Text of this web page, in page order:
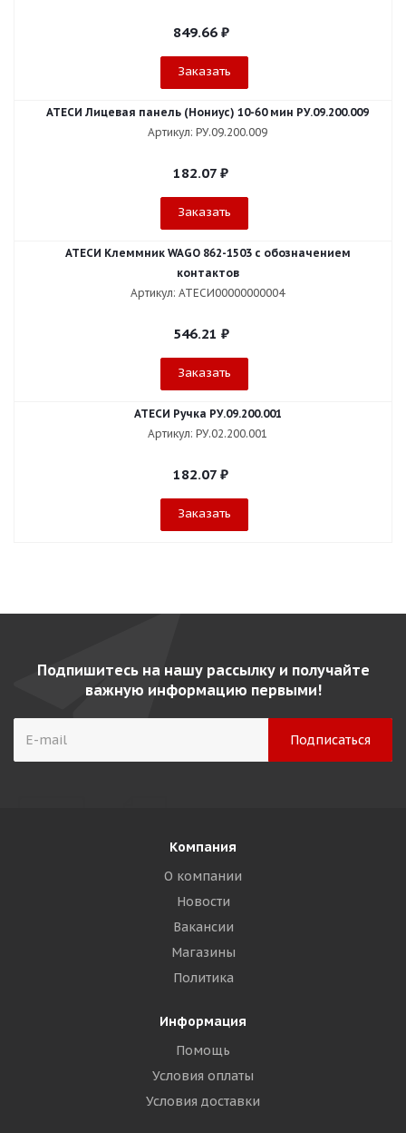
849.66₽
Заказать
АТЕСИ Лицевая панель (Нониус) 10-60 мин РУ.09.200.009
Артикул: РУ.09.200.009
182.07 ₽
Заказать
АТЕСИ Клеммник WAGO 862-1503 c обозначением
контактов
Артикул: АТЕСИ00000000004
546.21 ₽
Заказать
АТЕСИ Ручка РУ.09.200.001
Артикул: РУ.02.200.001
182.07 ₽
Заказать
Подпишитесь на нашу рассылку и получайте
важную информацию первыми!
Компания
О компании
Новости
Вакансии
Магазины
Политика
Информация
Помощь
Условия оплаты
Условия доставки